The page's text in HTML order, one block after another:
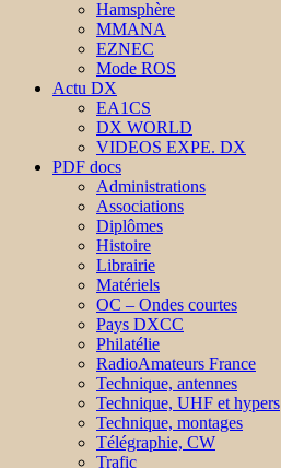
Hamsphère
MMANA
EZNEC
Mode ROS
Actu DX
EA1CS
DX WORLD
VIDEOS EXPE. DX
PDF docs
Administrations
Associations
Diplômes
Histoire
Librairie
Matériels
OC – Ondes courtes
Pays DXCC
Philatélie
RadioAmateurs France
Technique, antennes
Technique, UHF et hypers
Technique, montages
Télégraphie, CW
Trafic